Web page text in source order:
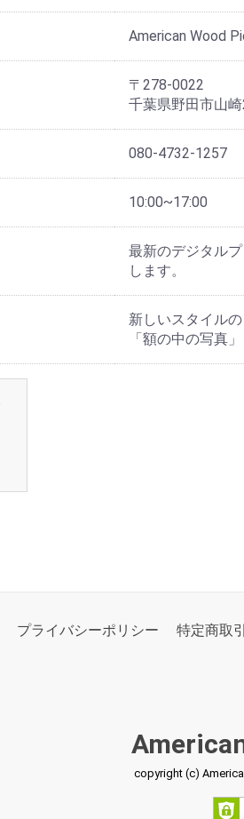
American Wood
〒278-0022
千葉県野田市山
080-4732-1257
10:00~17:00
最新のデジタル
します。
新しいスタイル
「額の中の写真
プライバシーポリシー 特定商取
copyright (c)